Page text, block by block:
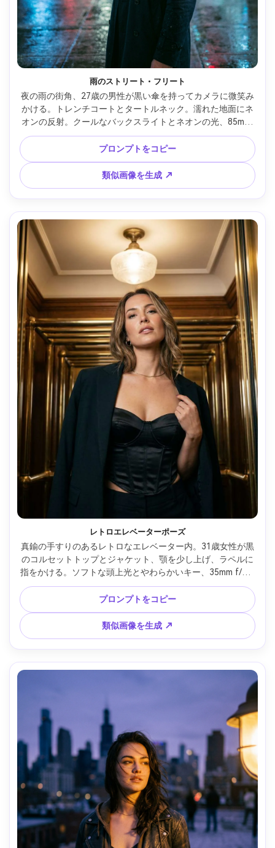
雨のストリート・フリート
夜の雨の街角、27歳の男性が黒い傘を持ってカメラに微笑み
かける。トレンチコートとタートルネック。濡れた地面にネ
オンの反射。クールなバックスライトとネオンの光、85mm
f/1.8ボケ、ハーフボディ構図、戯れの恋愛感、リアルな水滴
と生地感、シャープな焦点、映画的カラー補正 --ar 4:5
プロンプトをコピー
類似画像を生成 ↗
レトロエレベーターポーズ
真鍮の手すりのあるレトロなエレベーター内。31歳女性が黒
のコルセットトップとジャケット、顎を少し上げ、ラペルに
指をかける。ソフトな頭上光とやわらかいキー、35mm f/2、
エディトリアルなハーフボディ構図、大胆で魅力的なムー
ド、写真のようなディテール、ナチュラルな肌感、クリアな
ハイライト、ハイレゾ --ar 4:5
プロンプトをコピー
類似画像を生成 ↗